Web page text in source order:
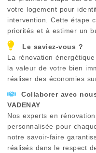
votre logement pour
intervention. Cette étape
priorités et à estimer un
Le saviez-vous ?
La rénovation
la valeur de votre bien
réaliser des économies
Collaborer avec
VADENAY
Nos experts en
personnalisée pour
notre savoir-faire
réalisés dans le respect